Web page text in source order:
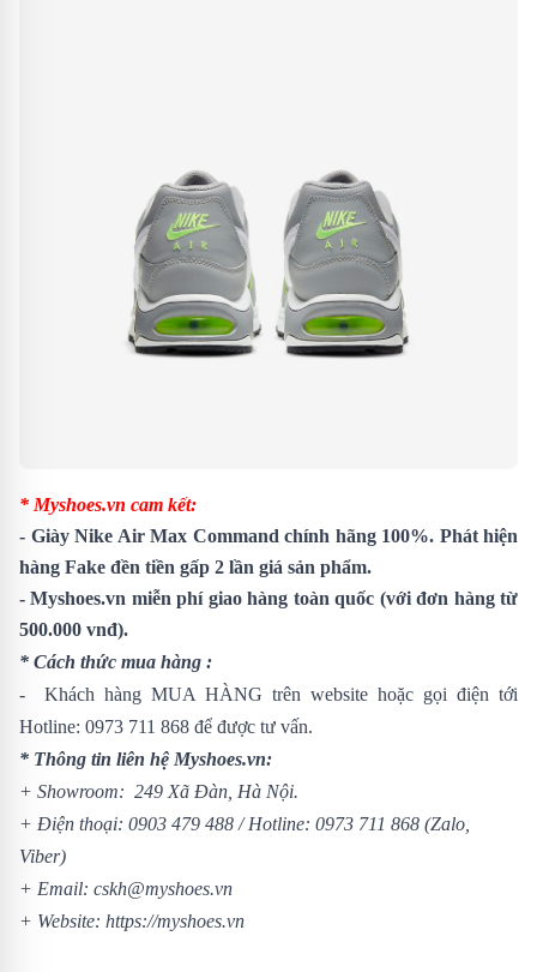
* Myshoes.vn cam kết:
- Giày Nike Air Max Command chính hãng 100%. Phát hiện
hàng Fake đền tiền gấp 2 lần giá sản phẩm.
- Myshoes.vn miễn phí giao hàng toàn quốc (với đơn hàng từ
500.000 vnđ).
* Cách thức mua hàng :
- Khách hàng MUA HÀNG trên website hoặc gọi điện tới
Hotline: 0973 711 868 để được tư vấn.
* Thông tin liên hệ Myshoes.vn:
+ Showroom: 249 Xã Đàn, Hà Nội.
+ Điện thoại: 0903 479 488 /Hotline: 0973 711 868 (Zalo,
Viber)
+ Email: cskh@myshoes.vn
+ Website: https://myshoes.vn